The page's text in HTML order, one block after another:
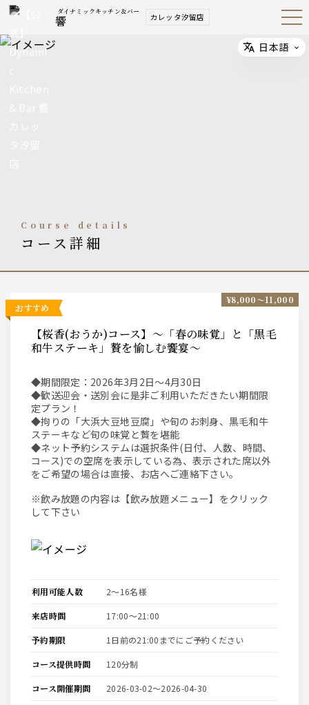
ダイナミックキッチン＆バー
響 カレッタ汐留店 Open
Navig
course details
コース詳細
おすすめ
【桜香(おうか)コース】～「春の味覚」と「黒毛
和牛ステーキ」贅を愉しむ饗宴～
◆期間限定：2026年3月2日～4月30日
◆歓送迎会・送別会に是非ご利用いただきたい期間限
定プラン！
◆拘りの「大浜大豆地豆腐」や旬のお刺身、黒毛和牛
ステーキなど旬の味覚と贅を堪能
◆ネット予約システムは選択条件(日付、人数、時間、
コース)での空席を表示している為、表示された席以外
をご希望の場合は直接、お店へご連絡下さい。
※飲み放題の内容は【飲み放題メニュー】をクリック
して下さい
¥8,000〜11,000
利用可能人数 2〜16名様
来店時間 17:00〜21:00
予約期限 1日前の21:00までにご予約ください
コース提供時間 120分制
コース開催期間 2026-03-02〜2026-04-30
Select
日本語